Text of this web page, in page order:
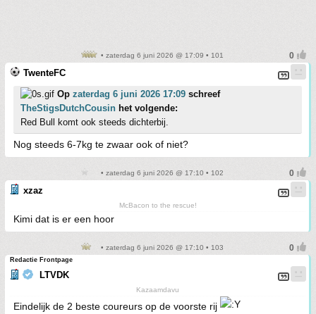
• zaterdag 6 juni 2026 @ 17:09 • 101
TwenteFC
Op zaterdag 6 juni 2026 17:09 schreef
TheStigsDutchCousin het volgende:
Red Bull komt ook steeds dichterbij.
Nog steeds 6-7kg te zwaar ook of niet?
• zaterdag 6 juni 2026 @ 17:10 • 102
xzaz
McBacon to the rescue!
Kimi dat is er een hoor
• zaterdag 6 juni 2026 @ 17:10 • 103
Redactie Frontpage
LTVDK
Kazaamdavu
Eindelijk de 2 beste coureurs op de voorste rij